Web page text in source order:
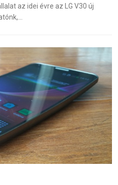
az idei évre az LG V30 új